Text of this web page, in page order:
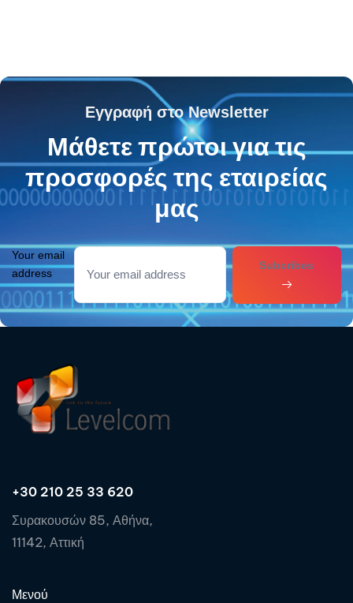
Εγγραφή στο Newsletter
Μάθετε πρώτοι για τις
προσφορές της εταιρείας
μας
Your email
address
Subcribes
+30 210 25 33 620
Συρακουσών 85, Αθήνα,
11142, Αττική
Μενού